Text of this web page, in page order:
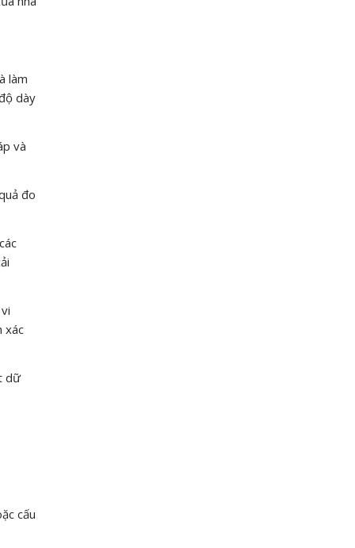
làm
dày
và
đo
xác
dữ
cấu